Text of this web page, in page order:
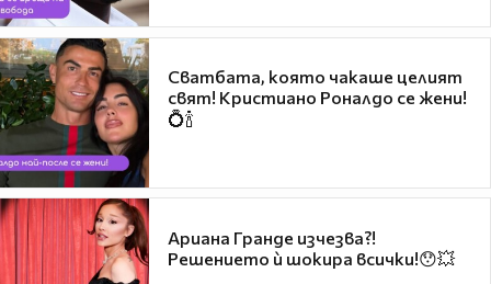
Сватбата, която чакаше целият
свят! Кристиано Роналдо се жени!
💍🍾
Ариана Гранде изчезва?!
Решението ѝ шокира всички!😯💥